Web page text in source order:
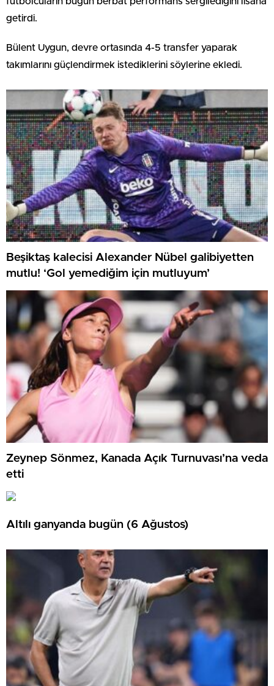
getirdi.
Bülent Uygun, devre ortasında 4-5 transfer yaparak
takımlarını güçlendirmek istediklerini söylerine ekledi.
Beşiktaş kalecisi Alexander Nübel galibiyetten
mutlu! ‘Gol yemediğim için mutluyum’
Zeynep Sönmez, Kanada Açık Turnuvası’na veda
etti
Altılı ganyanda bugün (6 Ağustos)